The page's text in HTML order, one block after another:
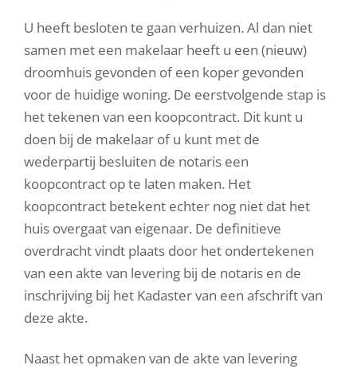
U heeft besloten te gaan verhuizen. Al dan niet
samen met een makelaar heeft u een (nieuw)
droomhuis gevonden of een koper gevonden
voor de huidige woning. De eerstvolgende stap is
het tekenen van een koopcontract. Dit kunt u
doen bij de makelaar of u kunt met de
wederpartij besluiten de notaris een
koopcontract op te laten maken. Het
koopcontract betekent echter nog niet dat het
huis overgaat van eigenaar. De definitieve
overdracht vindt plaats door het ondertekenen
van een akte van levering bij de notaris en de
inschrijving bij het Kadaster van een afschrift van
deze akte.
Naast het opmaken van de akte van levering